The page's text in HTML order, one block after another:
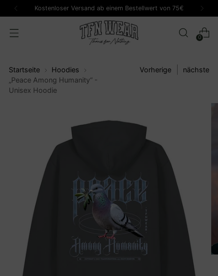
Kostenloser Versand ab einem Bestellwert von 75€
0
Startseite
Hoodies
„Peace Among Humanity“ -
Unisex Hoodie
Vorherige nächste